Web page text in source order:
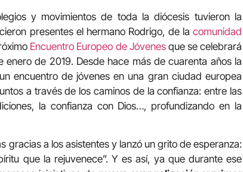
y movimientos de toda la diócesis tuvieron la
presentes el hermano Rodrigo, de la comunidad
Encuentro Europeo de Jóvenesque se celebrará
de 2019. Desde hace más de cuarenta años la
encuentro de jóvenes en una gran ciudad europea
a través de los caminos de la confianza: entre las
la confianza con Dios…, profundizando en la
gracias a los asistentes y lanzó un grito de esperanza:
que la rejuvenece”. Y es así, ya que durante ese